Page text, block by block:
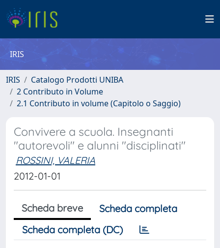
IRIS
IRIS
Catalogo Prodotti UNIBA
2 Contributo in Volume
2.1 Contributo in volume (Capitolo o Saggio)
Convivere a scuola. Insegnanti
"autorevoli" e alunni "disciplinati"
ROSSINI, VALERIA
2012-01-01
Scheda breve
Scheda completa
Scheda completa (DC)